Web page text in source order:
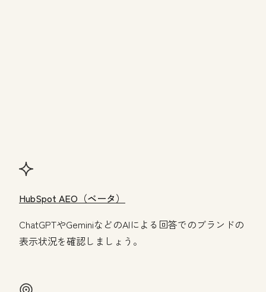
HubSpot AEO（ベータ）
ChatGPTやGeminiなどのAIによる回答でのブランドの
表示状況を確認しましょう。